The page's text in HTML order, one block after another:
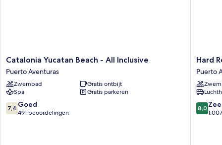
Catalonia
Yucatan
Beach
-
All
Inclusive
Puerto
Catalonia Yucatan Beach - All Inclusive
Puerto Aventuras
Zwembad
Gratis ontbijt
Spa
Gratis parkeren
7.4
van
7,4 Goed
491 beoordelingen
Hard
Rock
Hotel
Riviera
Maya
-
All
Puerto
8.0
van
8,0